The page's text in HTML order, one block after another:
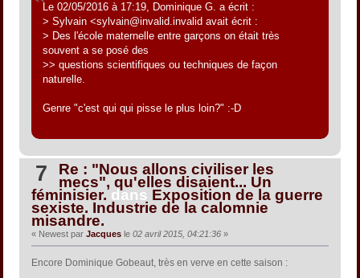
Le 02/05/2016 à 17:19, Dominique G. a écrit :
> Sylvain <sylvain@invalid.invalid avait écrit :
> Des l'école maternelle entre garçons on était très
souvent a se posé des
>> questions scientifiques ou techniques de façon
naturelle.
Genre "c'est qui qui pisse le plus loin?" :-D
7 Re : "Nous allons civiliser les
mecs", qu'elles disaient... Un
féminisier.dans Exposition de la guerre
sexiste. Industrie de la calomnie
misandre.
« Newest par Jacques le02 avril 2015, 04:21:36»
Encore Dominique Gobeaut, très en verve en cette saison :